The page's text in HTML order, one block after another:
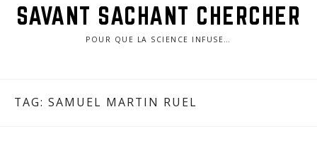
SAVANT SACHANT CHERCHER
POUR QUE LA SCIENCE INFUSE…
TAG: SAMUEL MARTIN RUEL